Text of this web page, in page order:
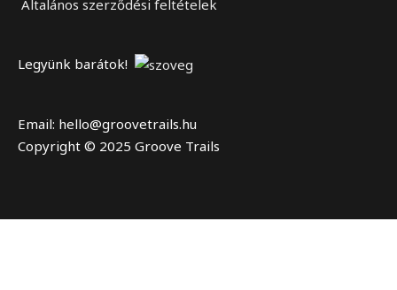
Általános szerződési feltételek
Legyünk barátok!
Email: hello@groovetrails.hu
Copyright © 2025 Groove Trails